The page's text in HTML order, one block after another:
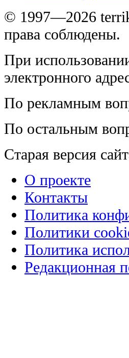
© 1997—2026
права соблюдены.
При
электронного
По рекламным
По остальным
Старая версия
О проекте
Контакты
Политика
Политики
Политика
Редакционная